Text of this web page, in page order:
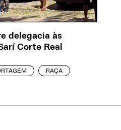
delegacia às
Corte Real
RAÇA